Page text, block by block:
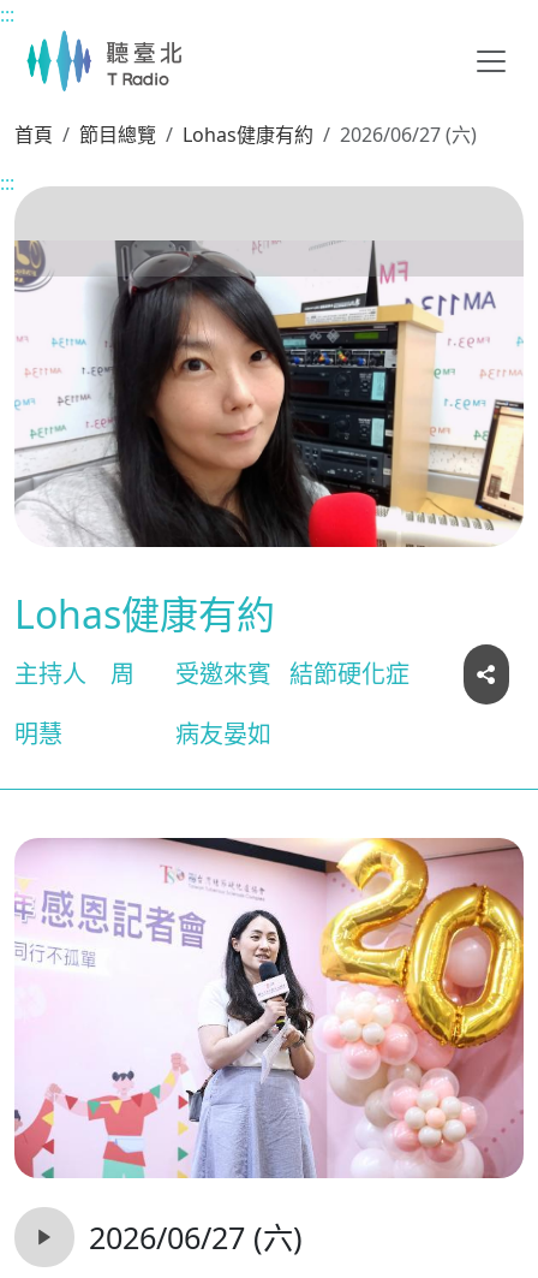
主要內容區塊
:::
首頁 節目總覽 Lohas健康有約
2026/06/27 (六)
:::
Lohas健康有約
主持人
周
明慧
受邀來賓
結節硬化症
病友晏如
2026/06/27 (六)